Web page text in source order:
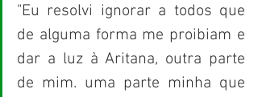
"Eu resolvi ignorar a todos que
de alguma forma me proibiam e
dar a luz à Aritana, outra parte
de mim. uma parte minha que